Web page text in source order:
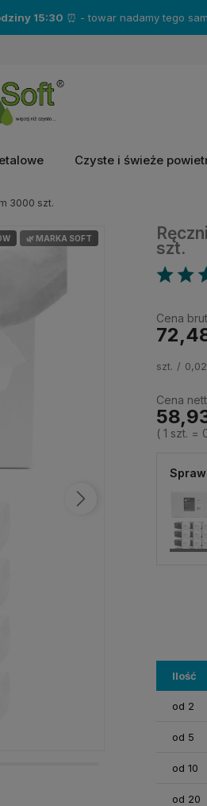
Katrin- a otrzymasz gratisy!❤️
Czyste i świeże
3000 szt.
🌿 MARKA SOFT szt.
Cena
szt. 0,02
Cena
( 1 szt. =
Ilość
od 2
od 5
od 10
od 20